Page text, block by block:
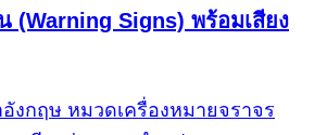
(Warning Signs) พร้อมเสียง